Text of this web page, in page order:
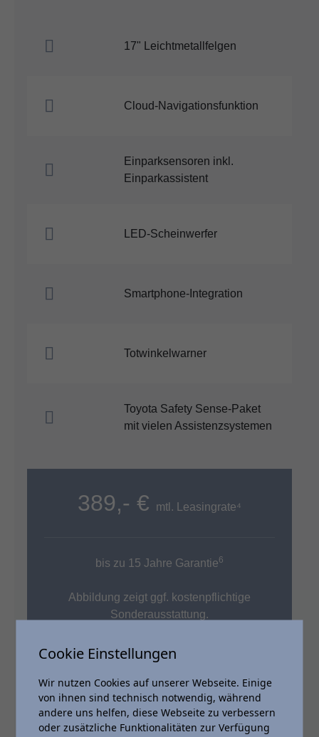
17" Leichtmetallfelgen
Cloud-Navigationsfunktion
Einparksensoren inkl.
Einparkassistent
LED-Scheinwerfer
Smartphone-Integration
Totwinkelwarner
Toyota Safety Sense-Paket
mit vielen Assistenzsystemen
389,- € mtl. Leasingrate⁴
bis zu 15 Jahre Garantie6
Abbildung zeigt ggf. kostenpflichtige
Sonderausstattung.
Leasingsonderzahlung 0 €
Gesamtbetrag 18.693,60 €
Cookie Einstellungen
Wir nutzen Cookies auf unserer Webseite. Einige
von ihnen sind technisch notwendig, während
andere uns helfen, diese Webseite zu verbessern
oder zusätzliche Funktionalitäten zur Verfügung